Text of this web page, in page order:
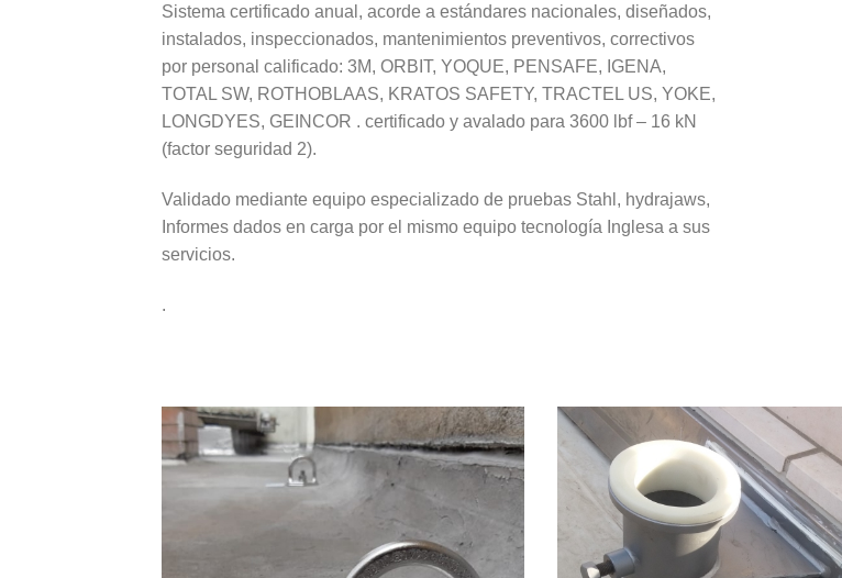
Sistema certificado anual, acorde a estándares nacionales, diseñados,
instalados, inspeccionados, mantenimientos preventivos, correctivos
por personal calificado: 3M, ORBIT, YOQUE, PENSAFE, IGENA,
TOTAL SW, ROTHOBLAAS, KRATOS SAFETY, TRACTEL US, YOKE,
LONGDYES, GEINCOR . certificado y avalado para 3600 lbf – 16 kN
(factor seguridad 2).
Validado mediante equipo especializado de pruebas Stahl, hydrajaws,
Informes dados en carga por el mismo equipo tecnología Inglesa a sus
servicios.
.